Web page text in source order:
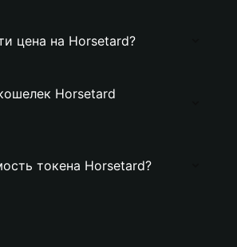
цена на Horsetard?
Horsetard
токена Horsetard?